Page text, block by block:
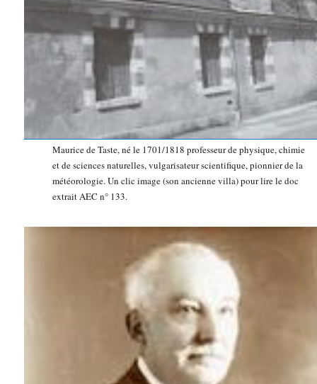
Maurice de Taste, né le 1701/1818 professeur de physique, chimie
et de sciences naturelles, vulgarisateur scientifique, pionnier de la
météorologie. Un clic image (son ancienne villa) pour lire le doc
extrait AEC n° 133.